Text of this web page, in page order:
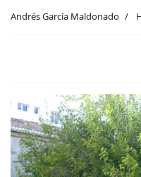
Andrés García Maldonado